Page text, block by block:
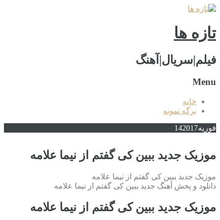
تازه ها
فیلم|سریال|آهنگ
Menu
خانه
برگه نمونه
فوریه 142017
موزیک جدید ببین کی گفتم از نیما علامه
موزیک جدید ببین کی گفتم از نیما علامه
دانلود و پخش آهنگ جدید ببین کی گفتم از نیما علامه
موزیک جدید ببین کی گفتم از نیما علامه